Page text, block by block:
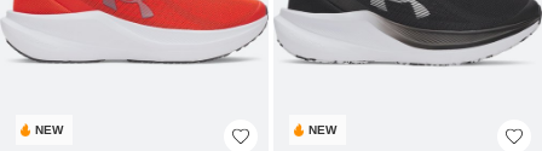
NEW NEW